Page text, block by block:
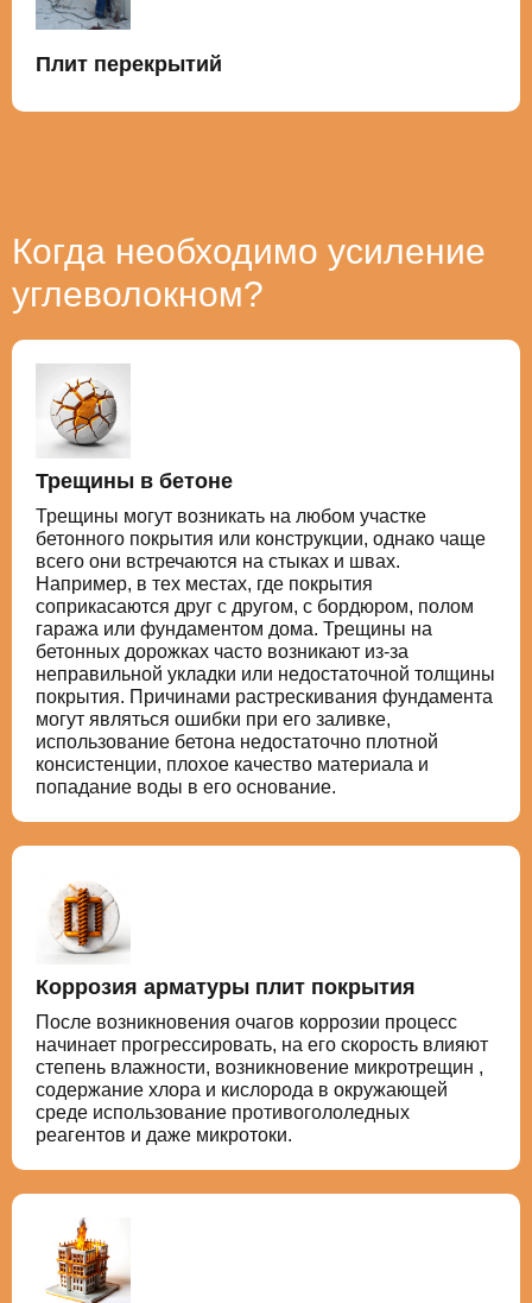
Плит перекрытий
Когда необходимо усиление
углеволокном?
Трещины в бетоне
Трещины могут возникать на любом участке
бетонного покрытия или конструкции, однако чаще
всего они встречаются на стыках и швах.
Например, в тех местах, где покрытия
соприкасаются друг с другом, с бордюром, полом
гаража или фундаментом дома. Трещины на
бетонных дорожках часто возникают из-за
неправильной укладки или недостаточной толщины
покрытия. Причинами растрескивания фундамента
могут являться ошибки при его заливке,
использование бетона недостаточно плотной
консистенции, плохое качество материала и
попадание воды в его основание.
Коррозия арматуры плит покрытия
После возникновения очагов коррозии процесс
начинает прогрессировать, на его скорость влияют
степень влажности, возникновение микротрещин ,
содержание хлора и кислорода в окружающей
среде использование противогололедных
реагентов и даже микротоки.